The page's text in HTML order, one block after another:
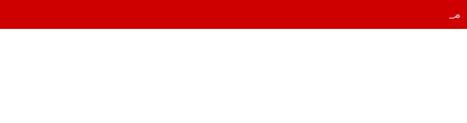
معركة 23 شتنبر 2026: هل أصبحت الأحزاب السياسية مجرد محطات لـ “الترحال الانتخابي”؟